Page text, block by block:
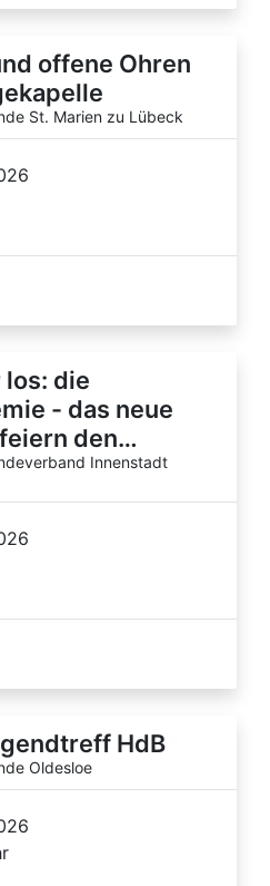
offene Ohren
St. Marien zu Lübeck
los: die
- das neue
den…
Innenstadt
HdB
Oldesloe